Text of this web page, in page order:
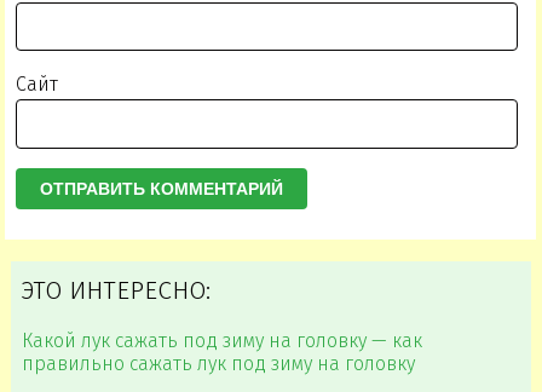
Сайт
ЭТО ИНТЕРЕСНО:
Какой лук сажать под зиму на головку — как
правильно сажать лук под зиму на головку